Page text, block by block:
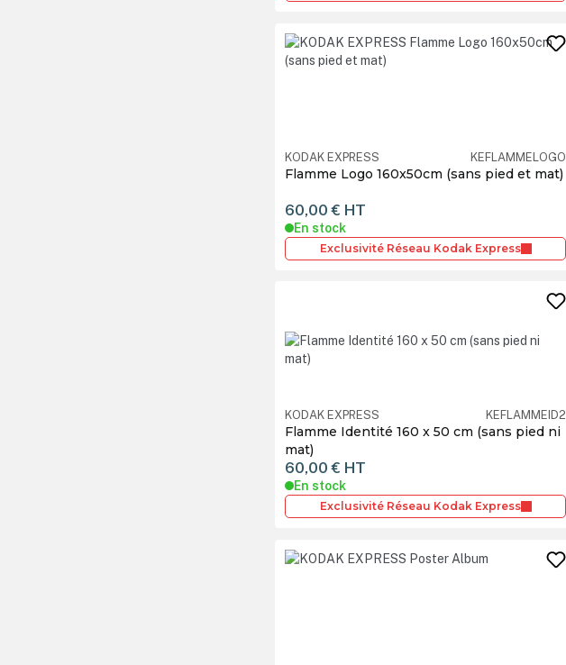
KODAK EXPRESS KEFLAMMELOGO
Flamme Logo 160x50cm (sans pied et mat)
60,00 € HT
En stock
Exclusivité Réseau Kodak Express
KODAK EXPRESS KEFLAMMEID2
Flamme Identité 160 x 50 cm (sans pied ni
mat)
60,00 € HT
En stock
Exclusivité Réseau Kodak Express